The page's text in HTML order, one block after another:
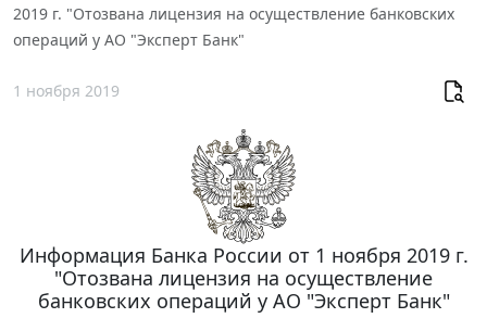
2019 г. "Отозвана лицензия на осуществление банковских
операций у АО "Эксперт Банк"
1 ноября 2019
Информация Банка России от 1 ноября 2019 г.
"Отозвана лицензия на осуществление
банковских операций у АО "Эксперт Банк"